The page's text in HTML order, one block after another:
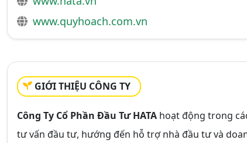
www.quyhoach.com.vn
GIỚI THIỆU CÔNG TY
Công Ty Cổ Phần Đầu Tư HATA hoạt động trong
tư vấn đầu tư, hướng đến hỗ trợ nhà đầu tư và